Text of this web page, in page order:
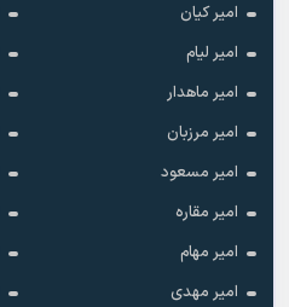
امیر کیان
امیر لیام
امیر ماهدار
امیر مرزبان
امیر مسعود
امیر مقاره
امیر مهام
امیر مهدی